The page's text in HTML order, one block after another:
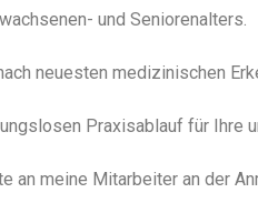
und Seniorenalters.
neuesten medizinischen
Praxisablauf für Ihre
an meine Mitarbeiter an der